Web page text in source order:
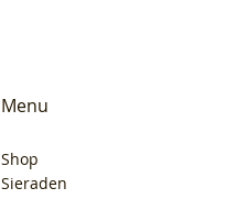
Menu
Shop
Sieraden